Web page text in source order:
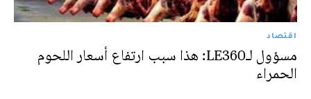
اقتصاد
مسؤول لـLE360: هذا سبب ارتفاع أسعار اللحوم
الحمراء